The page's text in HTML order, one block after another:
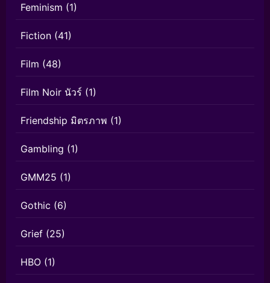
Feminism (1)
Fiction (41)
Film (48)
Film Noir นัวร์ (1)
Friendship มิตรภาพ (1)
Gambling (1)
GMM25 (1)
Gothic (6)
Grief (25)
HBO (1)